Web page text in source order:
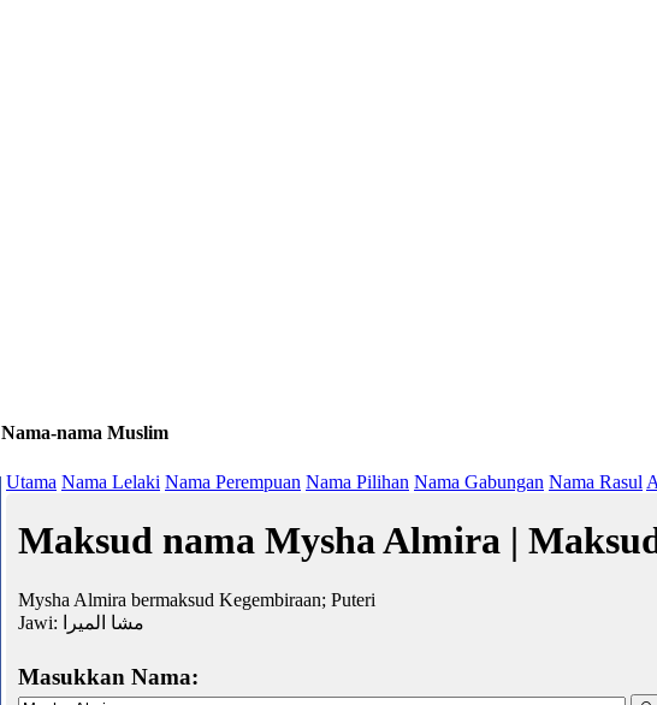
Nama-nama Muslim
Utama Nama Lelaki Nama Perempuan Nama Pilihan Nama Gabungan Nama Rasul
Maksud nama Mysha Almira |
Mysha Almira bermaksud Kegembiraan; Puteri
Jawi:
مشا الميرا
Masukkan Nama: